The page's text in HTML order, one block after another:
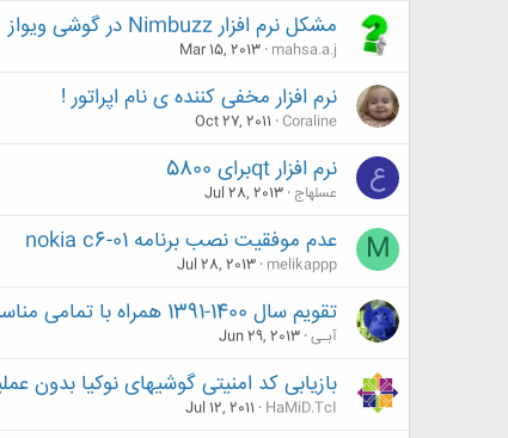
مشکل نرم افزار Nimbuzz در گوشی ویواز
mahsa.a.j
Mar 15, 2013
نرم افزار مخفی کننده ی نام اپراتور !
Coraline
Oct 27, 2011
ع نرم افزار qtبرای 5800
عسلهاج Jul 28, 2013
M عدم موفقیت نصب برنامه nokia c6-01
melikappp
Jul 28, 2013
تقویم سال 1400-1391 همراه با تمامی مناسبت های (شمسی، قمری، میلادی، زردشتی) داخل تقویم گوشی
آبـی Jun 29, 2013
بازیابی کد امنیتی گوشیهای نوکیا بدون
HaMiD.TcI
Jul 12, 2011